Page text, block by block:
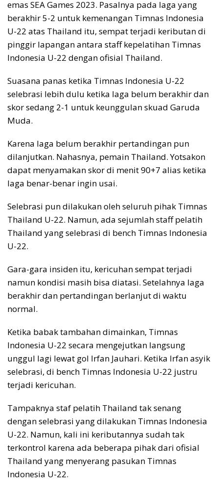
emas SEA Games 2023. Pasalnya pada laga yang
berakhir 5-2 untuk kemenangan Timnas Indonesia
U-22 atas Thailand itu, sempat terjadi keributan di
pinggir lapangan antara staff kepelatihan Timnas
Indonesia U-22 dengan ofisial Thailand.
Suasana panas ketika Timnas Indonesia U-22
selebrasi lebih dulu ketika laga belum berakhir dan
skor sedang 2-1 untuk keunggulan skuad Garuda
Muda.
Karena laga belum berakhir pertandingan pun
dilanjutkan. Nahasnya, pemain Thailand. Yotsakon
dapat menyamakan skor di menit 90+7 alias ketika
laga benar-benar ingin usai.
Selebrasi pun dilakukan oleh seluruh pihak Timnas
Thailand U-22. Namun, ada sejumlah staff pelatih
Thailand yang selebrasi di bench Timnas Indonesia
U-22.
Gara-gara insiden itu, kericuhan sempat terjadi
namun kondisi masih bisa diatasi. Setelahnya laga
berakhir dan pertandingan berlanjut di waktu
normal.
Ketika babak tambahan dimainkan, Timnas
Indonesia U-22 secara mengejutkan langsung
unggul lagi lewat gol Irfan Jauhari. Ketika Irfan asyik
selebrasi, di bench Timnas Indonesia U-22 justru
terjadi kericuhan.
Tampaknya staf pelatih Thailand tak senang
dengan selebrasi yang dilakukan Timnas Indonesia
U-22. Namun, kali ini keributannya sudah tak
terkontrol karena ada beberapa pihak dari ofisial
Thailand yang menyerang pasukan Timnas
Indonesia U-22.